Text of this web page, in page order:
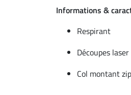
Informations &
Respirant
Découpes
Col montant